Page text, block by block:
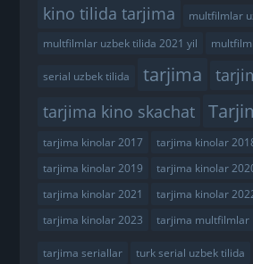
kino tilida tarjima
multfilmlar
multfilmlar uzbek tilida 2021 yil
serial uzbek tilida tarjima
tarjima kino skachat
tarjima kinolar 2017
tarjima kinolar
tarjima kinolar 2019
tarjima kinolar
tarjima kinolar 2021
tarjima kinolar
tarjima kinolar 2023
tarjima multfilmlar
tarjima seriallar turk serial uzbek tilida